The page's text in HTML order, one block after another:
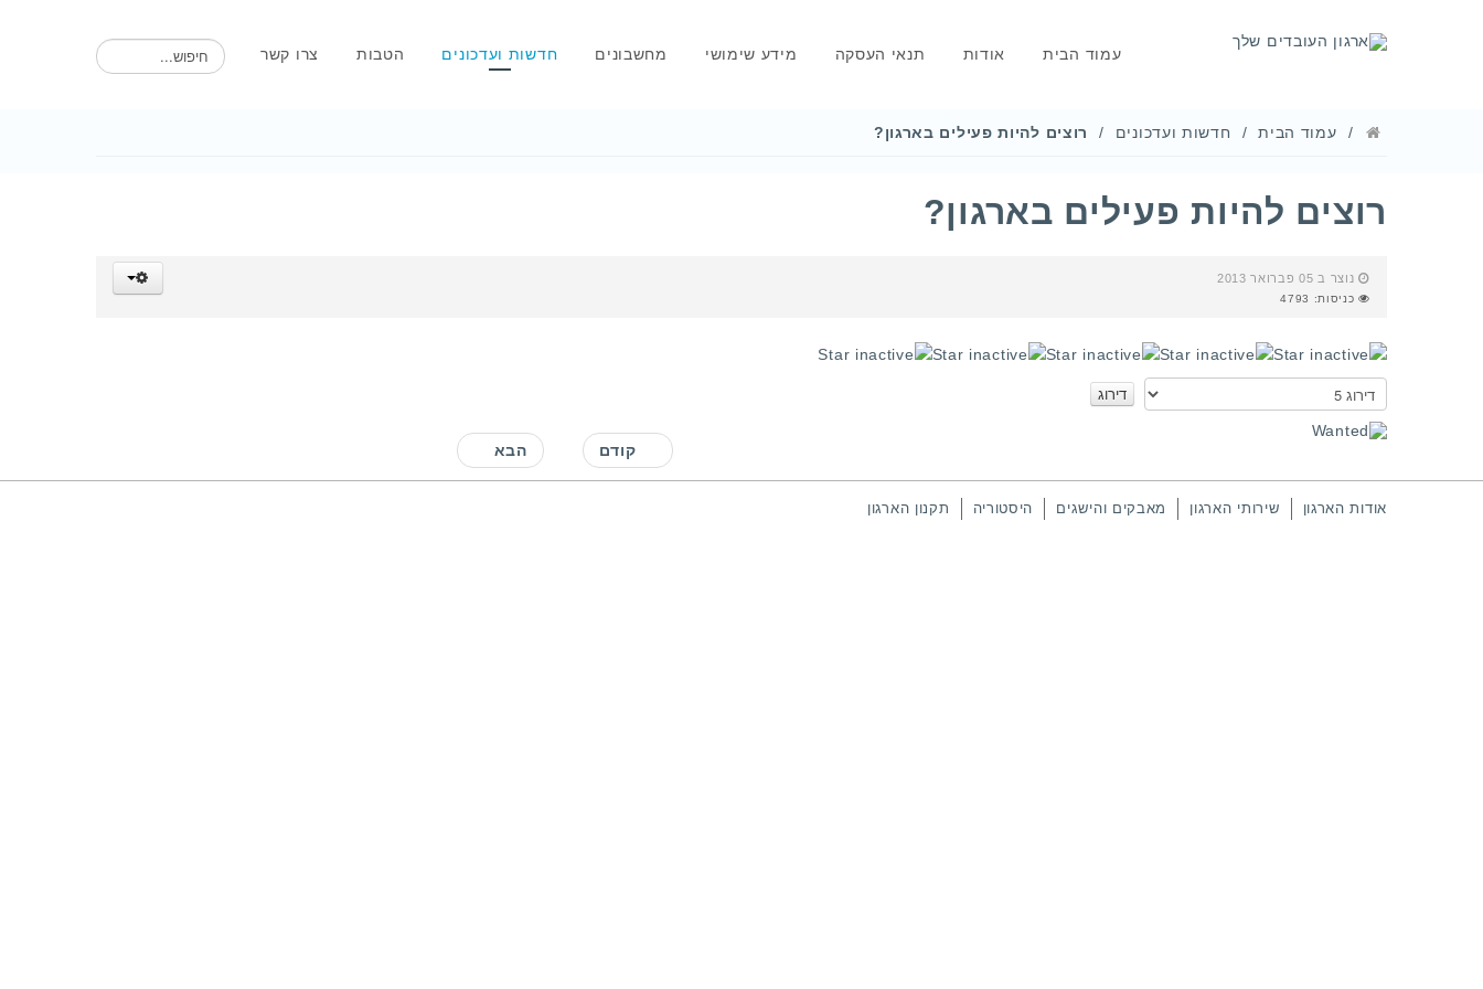
עמוד הבית אודות תנאי העסקה מידע שימושי מחשבונים חדשות ועדכונים הטבות צרו קשר חיפוש
עמוד הבית חדשות ועדכונים רוצים להיות פעילים בארגון?
רוצים להיות פעילים בארגון?
נוצר ב 05 פברואר 2013
כניסות: 4793
אנא
דרגו
קודם הבא
אודות הארגון שירותי הארגון מאבקים והישגים היסטוריה תקנון הארגון